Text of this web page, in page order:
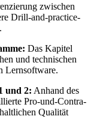
zwischen
Drill-and-practice-
Das Kapitel
und technischen
Lernsoftware.
und 2: Anhand des
Pro-und-Contra-
Qualität